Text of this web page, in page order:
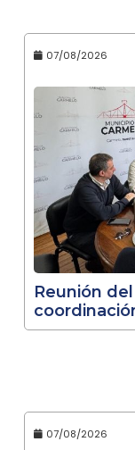
07/08/2026
Reunión
07/08/2026